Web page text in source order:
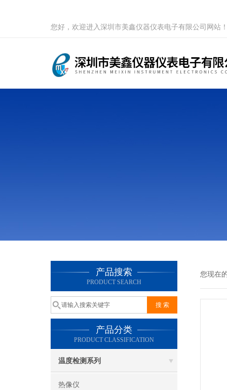
您好，欢迎进入深圳市美鑫仪器仪表电子有限公司网站
产品搜索
PRODUCT SEARCH
产品分类
PRODUCT CLASSIFICATION
温度检测系列
热像仪
您现在